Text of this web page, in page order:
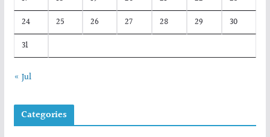
24
25 26 27 28 29
30
31
« Jul
Categories